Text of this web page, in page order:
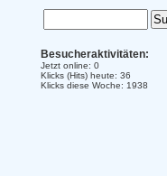
Besucheraktivitäten:
Jetzt online: 0
Klicks (Hits) heute: 36
Klicks diese Woche: 1938